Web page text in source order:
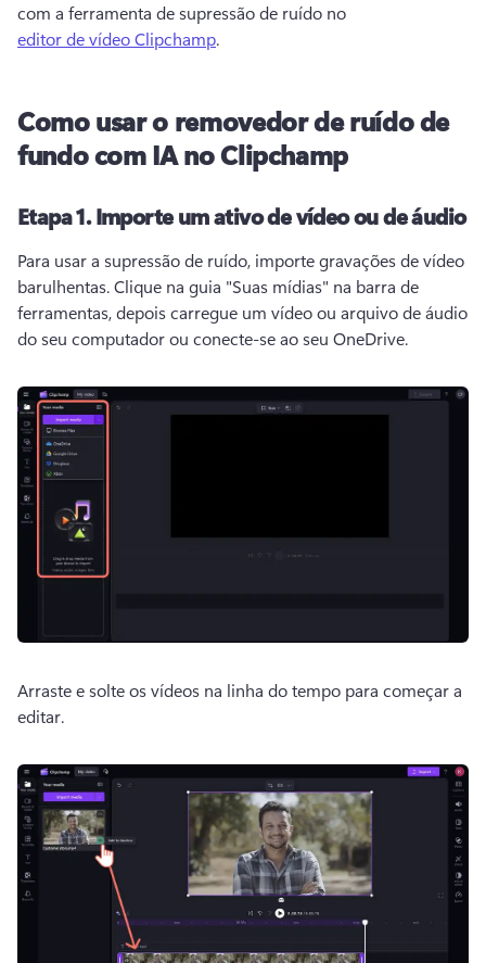
com a ferramenta de supressão de ruído no
editor de vídeo Clipchamp.
Como usar o removedor de ruído de
fundo com IA no Clipchamp
Etapa 1.Importe um ativo de vídeo ou de áudio
Para usar a supressão de ruído, importe gravações de vídeo
barulhentas. Clique na guia "Suas mídias" na barra de
ferramentas, depois carregue um vídeo ou arquivo de áudio
do seu computador ou conecte-se ao seu OneDrive.
Arraste e solte os vídeos na linha do tempo para começar a
editar.